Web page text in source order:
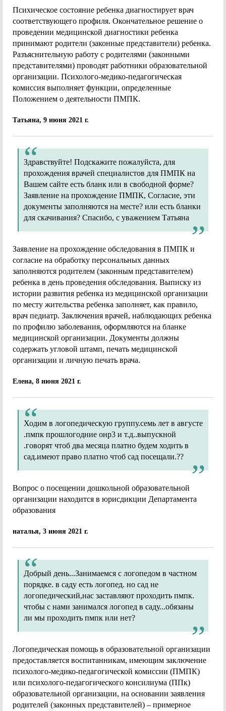
Психическое состояние ребенка диагностирует врач
соответствующего профиля. Окончательное решение о
проведении медицинской диагностики ребенка
принимают родители (законные представители) ребенка.
Разъяснительную работу с родителями (законными
представителями) проводят работники образовательной
организации. Психолого-медико-педагогическая
комиссия выполняет функции, определенные
Положением о деятельности ПМПК.
Татьяна, 9 июня 2021 г.
Здравствуйте! Подскажите пожалуйста, для
прохождения врачей специалистов для ПМПК на
Вашем сайте есть бланк или в свободной форме?
Заявление на прохождение ПМПК, Согласие, эти
документы заполняются на месте? или есть бланки
для скачивания? Спасибо, с уважением Татьяна
Заявление на прохождение обследования в ПМПК и
согласие на обработку персональных данных
заполняются родителем (законным представителем)
ребенка в день проведения обследования. Выписку из
истории развития ребенка из медицинской организации
по месту жительства ребенка заполняет, как правило,
врач педиатр. Заключения врачей, наблюдающих ребенка
по профилю заболевания, оформляются на бланке
медицинской организации. Документы должны
содержать угловой штамп, печать медицинской
организации и личную печать врача.
Елена, 8 июня 2021 г.
Ходим в логопедическую группу.семь лет в августе
.пмпк прошлогодние онр3 и т.д..выпускной
.говорят чтоб два месяца платно будем ходить в
сад.имеют право платно чтоб сад посещали.??
Вопрос о посещении дошкольной образовательной
организации находится в юрисдикции Департамента
образования
наталья, 3 июня 2021 г.
Добрый день...Занимаемся с логопедом в частном
порядке. в саду есть логопед. но сад не
логопедический,нас заставляют проходить пмпк.
чтобы с нами занимался логопед в саду...обязаны
ли мы проходить пмпк или нет?
Логопедическая помощь в образовательной организации
предоставляется воспитанникам, имеющим заключение
психолого-медико-педагогической комиссии (ПМПК)
или психолого-педагогического консилиума (ППк)
образовательной организации, на основании заявления
родителей (законных представителей) – примерное